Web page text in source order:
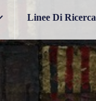
Linee Di Ricerca